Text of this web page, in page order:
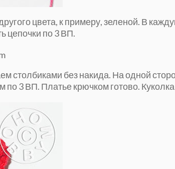
цвета, к примеру, зеленой. В
цепочки по 3 ВП.
столбиками без накида. На одной
по 3 ВП. Платье крючком готово.